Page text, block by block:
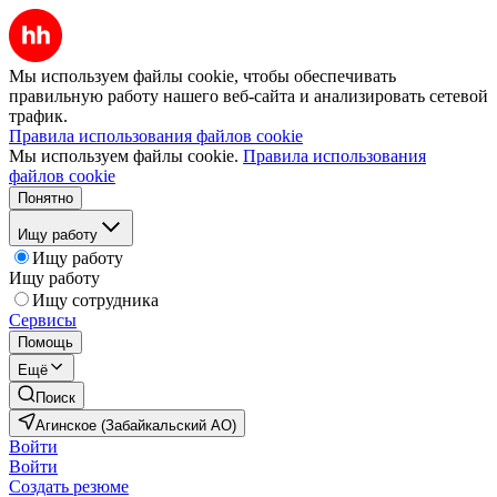
Мы используем файлы cookie, чтобы обеспечивать
правильную работу нашего веб-сайта и анализировать сетевой
трафик.
Правила использования файлов cookie
Мы используем файлы cookie. Правила использования
файлов cookie
Понятно
Ищу работу
Ищу работу
Ищу работу
Ищу сотрудника
Сервисы
Помощь
Ещё
Поиск
Агинское (Забайкальский АО)
Войти
Войти
Создать резюме